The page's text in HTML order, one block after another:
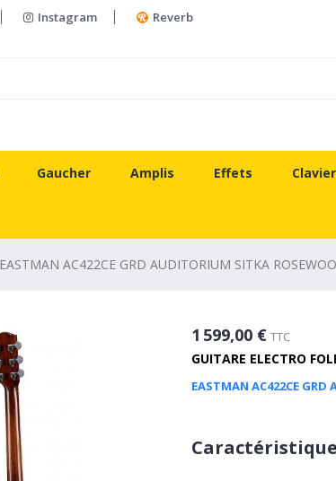
Instagram Reverb
Gaucher Amplis Effets
EASTMAN AC422CE GRD AUDITORIUM SITKA
1 599,00 € TTC
GUITARE ELECTRO
EASTMAN AC422CE